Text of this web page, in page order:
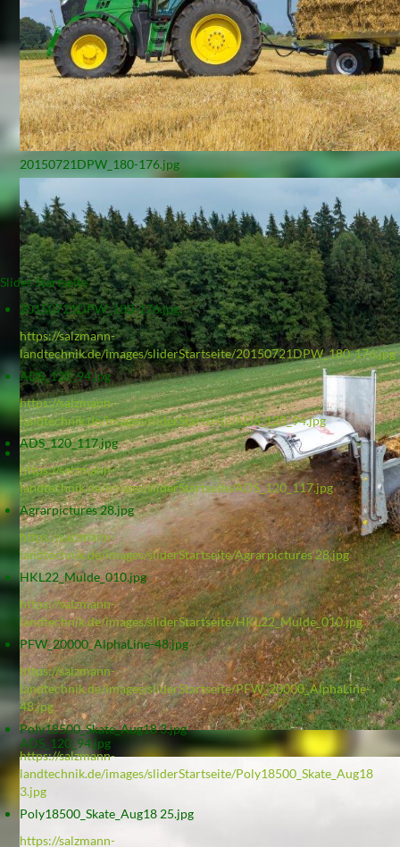
20150721DPW_180-176.jpg
ADS_120_94.jpg
Slider Startseite
20150721DPW_180-176.jpg
https://salzmann-
landtechnik.de/images/sliderStartseite/20150721DPW_180-176.jpg
ADS_120_94.jpg
https://salzmann-
landtechnik.de/images/sliderStartseite/ADS_120_94.jpg
ADS_120_117.jpg
https://salzmann-
landtechnik.de/images/sliderStartseite/ADS_120_117.jpg
Agrarpictures 28.jpg
https://salzmann-
landtechnik.de/images/sliderStartseite/Agrarpictures 28.jpg
HKL22_Mulde_010.jpg
https://salzmann-
landtechnik.de/images/sliderStartseite/HKL22_Mulde_010.jpg
PFW_20000_AlphaLine-48.jpg
https://salzmann-
landtechnik.de/images/sliderStartseite/PFW_20000_AlphaLine-
48.jpg
Poly18500_Skate_Aug18 3.jpg
https://salzmann-
landtechnik.de/images/sliderStartseite/Poly18500_Skate_Aug18
3.jpg
Poly18500_Skate_Aug18 25.jpg
https://salzmann-